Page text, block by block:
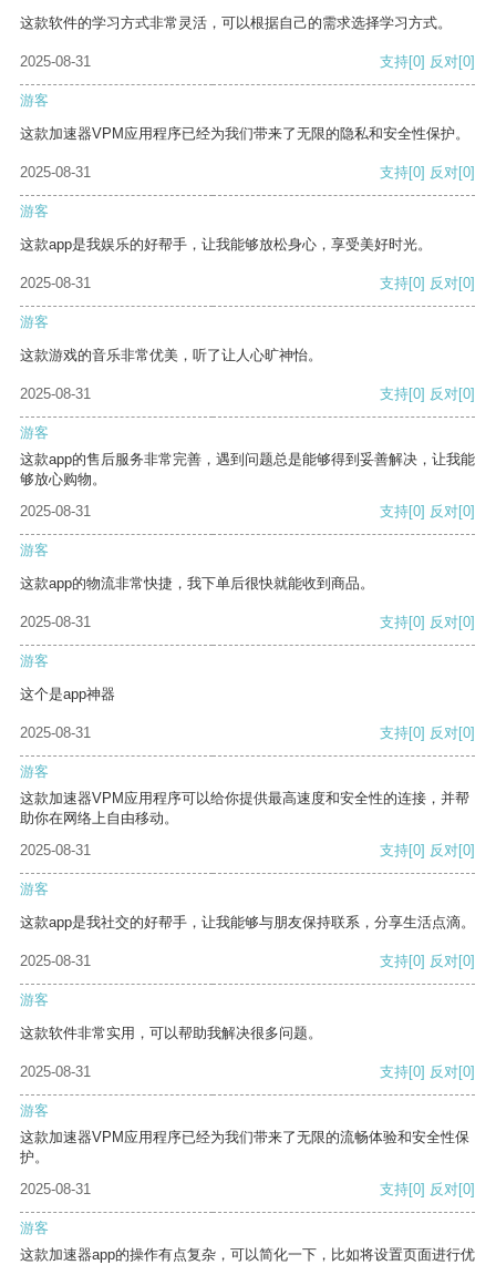
这款软件的学习方式非常灵活，可以根据自己的需求选择学习方式。
2025-08-31 支持[0] 反对[0]
游客
这款加速器VPM应用程序已经为我们带来了无限的隐私和安全性保护。
2025-08-31 支持[0] 反对[0]
游客
这款app是我娱乐的好帮手，让我能够放松身心，享受美好时光。
2025-08-31 支持[0] 反对[0]
游客
这款游戏的音乐非常优美，听了让人心旷神怡。
2025-08-31 支持[0] 反对[0]
游客
这款app的售后服务非常完善，遇到问题总是能够得到妥善解决，让我能
够放心购物。
2025-08-31
支持[0] 反对[0]
游客
这款app的物流非常快捷，我下单后很快就能收到商品。
2025-08-31 支持[0] 反对[0]
游客
这个是app神器
2025-08-31 支持[0] 反对[0]
游客
这款加速器VPM应用程序可以给你提供最高速度和安全性的连接，并帮
助你在网络上自由移动。
2025-08-31
支持[0] 反对[0]
游客
这款app是我社交的好帮手，让我能够与朋友保持联系，分享生活点滴。
2025-08-31 支持[0] 反对[0]
游客
这款软件非常实用，可以帮助我解决很多问题。
2025-08-31 支持[0] 反对[0]
游客
这款加速器VPM应用程序已经为我们带来了无限的流畅体验和安全性保
护。
2025-08-31
支持[0] 反对[0]
游客
这款加速器app的操作有点复杂，可以简化一下，比如将设置页面进行优